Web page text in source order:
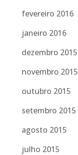
fevereiro 2016
janeiro 2016
dezembro 2015
novembro 2015
outubro 2015
setembro 2015
agosto 2015
julho 2015